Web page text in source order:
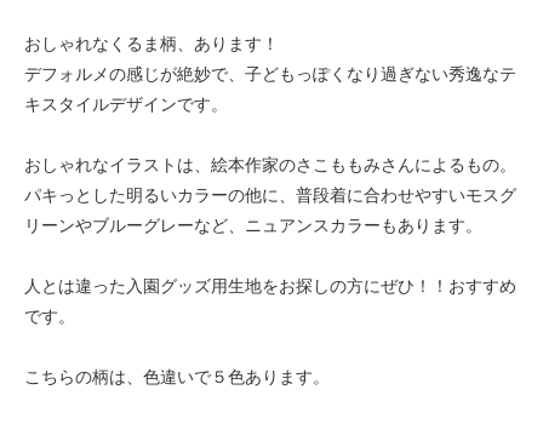
おしゃれなくるま柄、あります！
デフォルメの感じが絶妙で、子どもっぽくなり過ぎない秀逸なテ
キスタイルデザインです。
おしゃれなイラストは、絵本作家のさこももみさんによるもの。
パキっとした明るいカラーの他に、普段着に合わせやすいモスグ
リーンやブルーグレーなど、ニュアンスカラーもあります。
人とは違った入園グッズ用生地をお探しの方にぜひ！！おすすめ
です。
こちらの柄は、色違いで５色あります。